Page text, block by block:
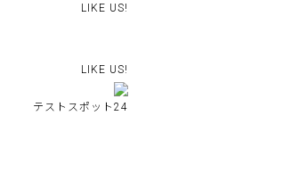
LIKE US!
LIKE US!
テストスポット24